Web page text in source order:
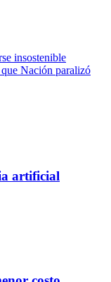
insostenible
Nación paralizó
artificial